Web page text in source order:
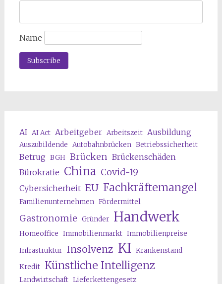
Name
AI AI Act Arbeitgeber Arbeitszeit Ausbildung
Auszubildende Autobahnbrücken Betriebssicherheit
Betrug BGH Brücken Brückenschäden
Bürokratie China Covid-19
Cybersicherheit EU Fachkräftemangel
Familienunternehmen Fördermittel
Gastronomie Gründer Handwerk
Homeoffice Immobilienmarkt Immobilienpreise
Infrastruktur Insolvenz KI Krankenstand
Kredit Künstliche Intelligenz
Landwirtschaft Lieferkettengesetz